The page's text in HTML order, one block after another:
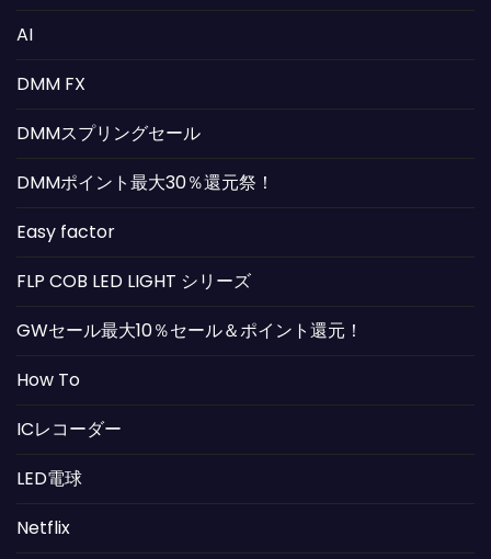
AI
DMM FX
DMMスプリングセール
DMMポイント最大30％還元祭！
Easy factor
FLP COB LED LIGHT シリーズ
GWセール最大10％セール＆ポイント還元！
How To
ICレコーダー
LED電球
Netflix